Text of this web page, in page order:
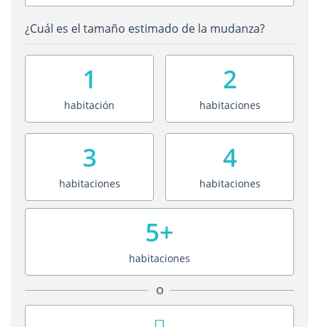
¿Cuál es el tamaño estimado de la mudanza?
1
habitación
2
habitaciones
3
habitaciones
4
habitaciones
5+
habitaciones
O